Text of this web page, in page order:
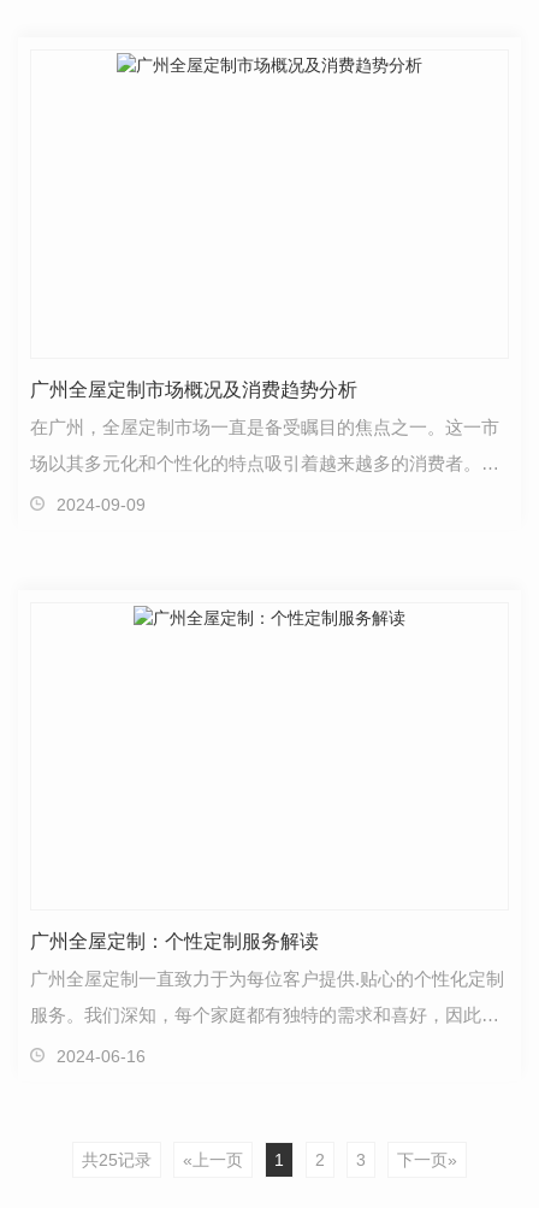
广州全屋定制市场概况及消费趋势分析
在广州，全屋定制市场一直是备受瞩目的焦点之一。这一市
场以其多元化和个性化的特点吸引着越来越多的消费者。现
如今，人们对于家居定制的需求愈发凸显。无论是追求…
2024-09-09
广州全屋定制：个性定制服务解读
广州全屋定制一直致力于为每位客户提供.贴心的个性化定制
服务。我们深知，每个家庭都有独特的需求和喜好，因此，
我们的目标是为您打造一个..融合功能与美感的家居…
2024-06-16
共25记录 «上一页 1 2 3 下一页»